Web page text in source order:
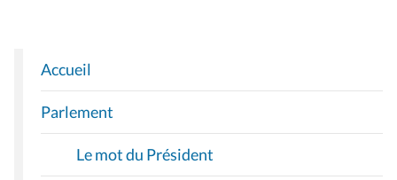
N
A
V
G
Accueil
Parlement
Le mot du Président